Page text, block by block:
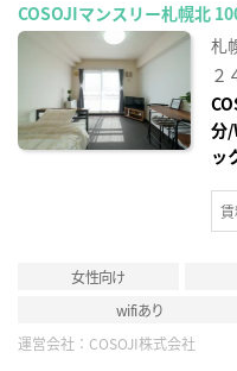
COSOJIマンスリー札幌北
札
２
分
ッ
女性向け
wifiあり
運営会社： COSOJI株式会社